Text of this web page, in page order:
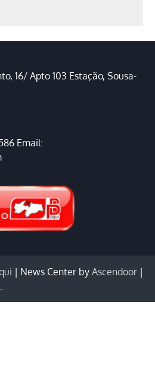
16/ Apto 103 Estação, Sousa-
Email:
| News Center by Ascendoor |
.